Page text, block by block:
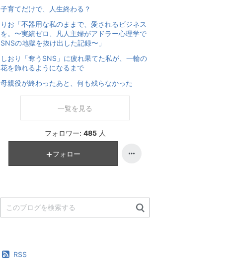
子育てだけで、人生終わる？
りお「不器用な私のままで、愛されるビジネス
を。〜実績ゼロ、凡人主婦がアドラー心理学で
SNSの地獄を抜け出した記録〜」
しおり「奪うSNS」に疲れ果てた私が、一輪の
花を飾れるようになるまで
母親役が終わったあと、何も残らなかった
一覧を見る
フォロワー: 485 人
フォロー
RSS